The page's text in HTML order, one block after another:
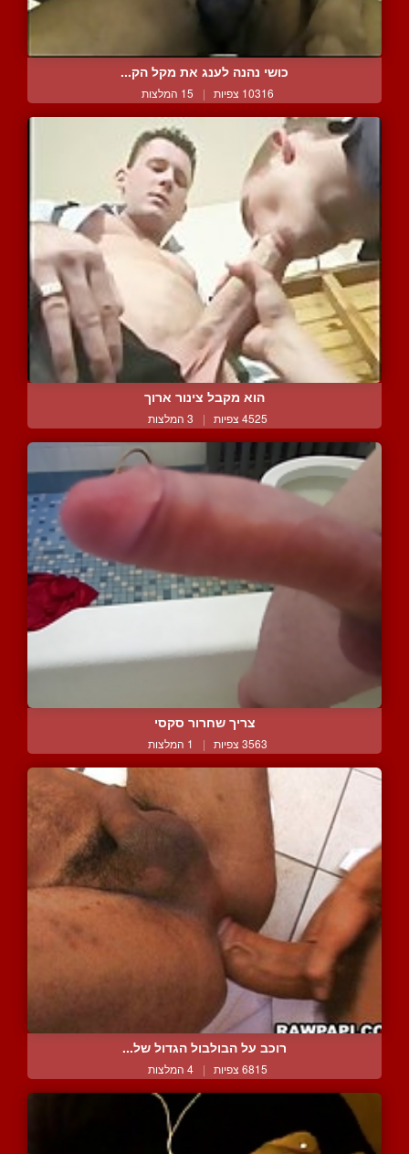
כושי נהנה לענג את מקל הק...
10316 צפיות | 15 המלצות
הוא מקבל צינור ארוך
4525 צפיות | 3 המלצות
צריך שחרור סקסי
3563 צפיות | 1 המלצות
רוכב על הבולבול הגדול של...
6815 צפיות | 4 המלצות